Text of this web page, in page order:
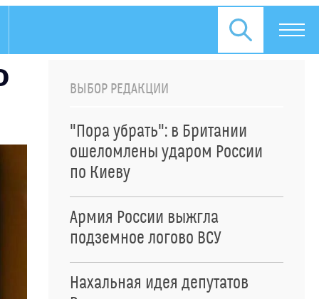
ВЫБОР РЕДАКЦИИ
"Пора убрать": в Британии
ошеломлены ударом России
по Киеву
Армия России выжгла
подземное логово ВСУ
Нахальная идея депутатов